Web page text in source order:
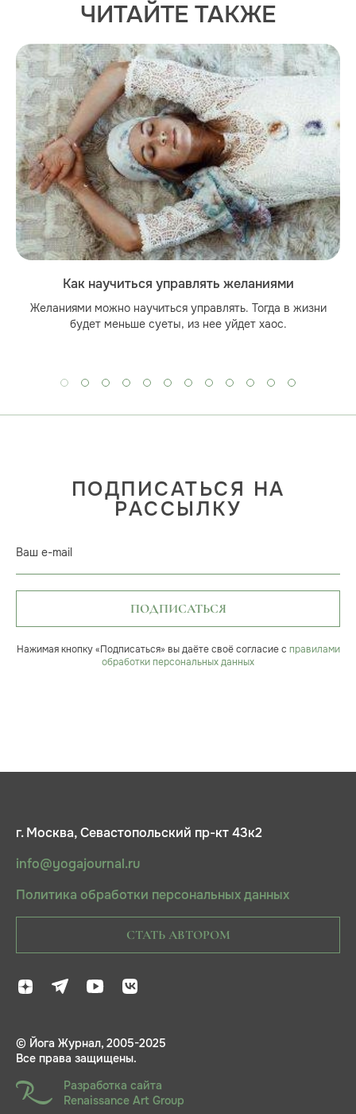
ЧИТАЙТЕ ТАКЖЕ
Как научиться управлять желаниями
Желаниями можно научиться управлять. Тогда в жизни
будет меньше суеты, из нее уйдет хаос.
ПОДПИСАТЬСЯ НА
РАССЫЛКУ
Ваш e-mail
ПОДПИСАТЬСЯ
Нажимая кнопку «Подписаться» вы даёте своё согласие с правилами
обработки персональных данных
г. Москва, Севастопольский пр-кт 43к2
info@yogajournal.ru
Политика обработки персональных данных
СТАТЬ АВТОРОМ
© Йога Журнал, 2005-2025
Все права защищены.
Разработка сайта
Renaissance Art Group